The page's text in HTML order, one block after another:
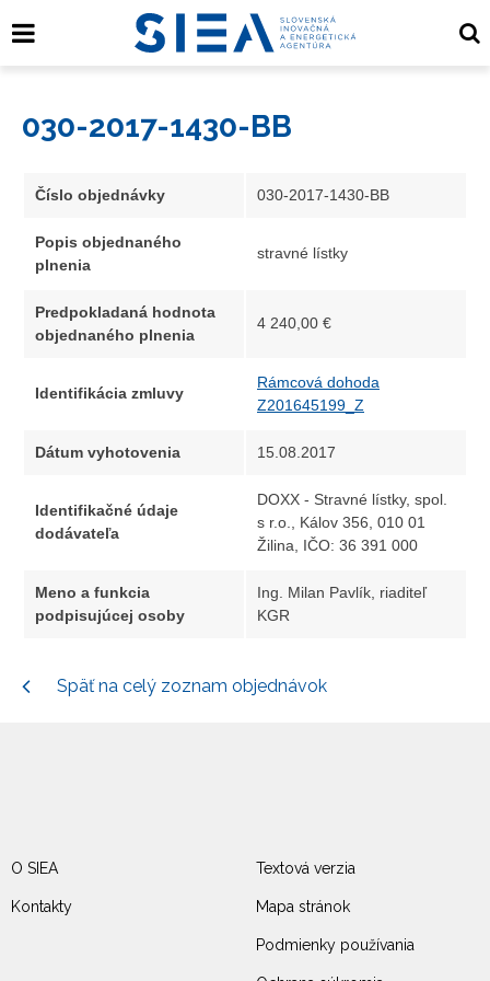
030-2017-1430-BB
Číslo objednávky 030-2017-1430-BB
Popis objednaného
plnenia
stravné lístky
Predpokladaná hodnota
objednaného plnenia
4 240,00 €
Identifikácia zmluvy
Rámcová dohoda
Z201645199_Z
Dátum vyhotovenia 15.08.2017
Identifikačné údaje
dodávateľa
DOXX - Stravné lístky, spol.
s r.o., Kálov 356, 010 01
Žilina, IČO: 36 391 000
Meno a funkcia
podpisujúcej osoby
Ing. Milan Pavlík, riaditeľ
KGR
Späť na celý zoznam objednávok
O SIEA
Kontakty
Textová verzia
Mapa stránok
Podmienky používania